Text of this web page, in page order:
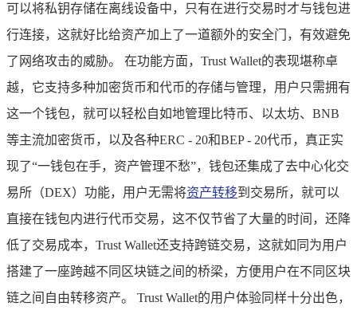
可以将私钥存储在离线设备中，只有在进行交易时才与钱包进
行连接，这就好比给资产加上了一道额外的安全门，有效避免
了网络攻击的威胁。 在功能方面，Trust Wallet的表现堪称卓
越，它支持多种加密货币和代币的存储与管理，用户只需拥有
这一个钱包，就可以轻松自如地管理比特币、以太坊、BNB
等主流加密货币，以及各种ERC - 20和BEP - 20代币，真正实
现了“一钱包在手，资产管理不愁”，钱包还集成了去中心化交
易所（DEX）功能，用户无需将资产转移到交易所，就可以
直接在钱包内进行代币交易，这不仅节省了大量的时间，还降
低了交易成本，Trust Wallet还支持跨链交易，这就如同为用户
搭建了一座跨越不同区块链之间的桥梁，方便用户在不同区块
链之间自由转移资产。 Trust Wallet的用户体验同样十分出色，